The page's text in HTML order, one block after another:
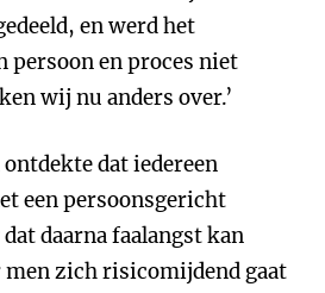
en werd het
persoon en proces niet
wij nu anders over.’
ontdekte dat iedereen
een persoonsgericht
daarna faalangst kan
zich risicomijdend gaat